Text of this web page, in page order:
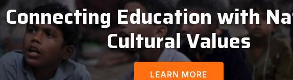
Connecting Education with
Cultural Values
LEARN MORE